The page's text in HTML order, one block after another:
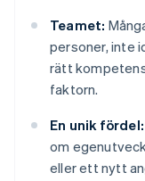
Teamet:
personer, inte
rätt
faktorn.
En unik fördel:
om
eller ett nytt